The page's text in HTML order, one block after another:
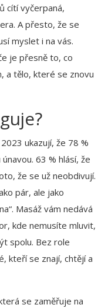
cítí vyčerpaná,
A přesto, že se
myslet i na vás.
je přesně to, co
a tělo, které se znovu
ukazují, že 78 %
63 % hlásí, že
že se už neobdivují.
pár, ale jako
Masáž vám nedává
kde nemusíte mluvit,
spolu. Bez role
kteří se znají, chtějí a
se zaměřuje na